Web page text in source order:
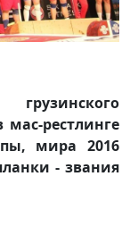
рестлинге
мира 2016
- звания